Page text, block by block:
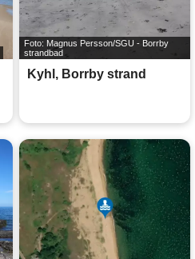
Foto: Magnus Persson/SGU - Borrby
strandbad
Kyhl, Borrby strand